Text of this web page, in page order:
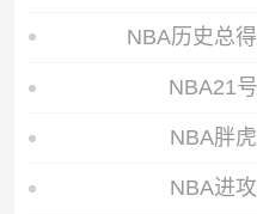
NBA历史总
NBA21
NBA胖
NBA进